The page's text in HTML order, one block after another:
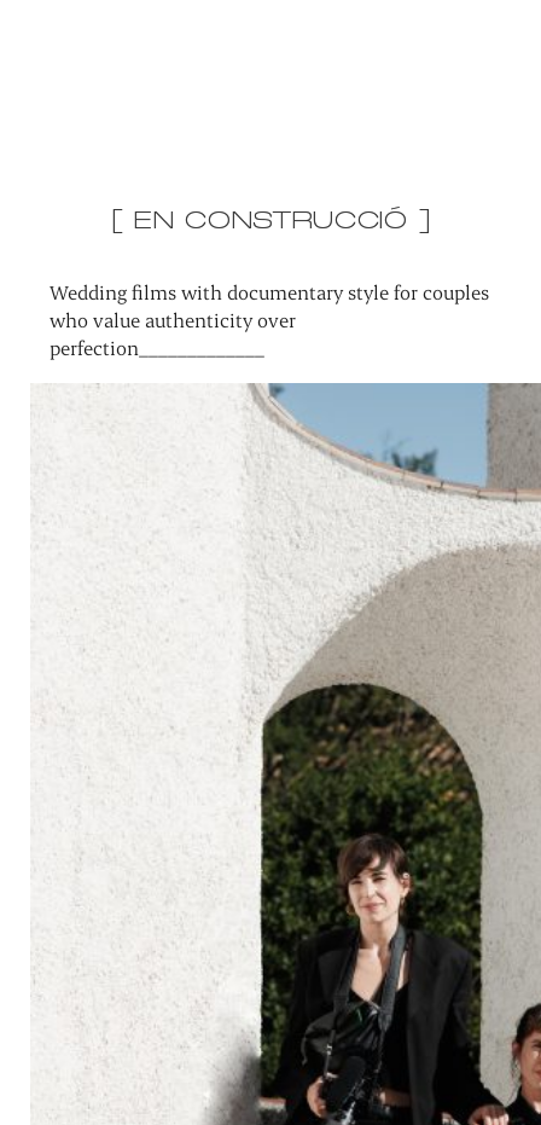
[ EN CONSTRUCCIÓ ]
Wedding films with documentary style for couples
who value authenticity over
perfection_____________